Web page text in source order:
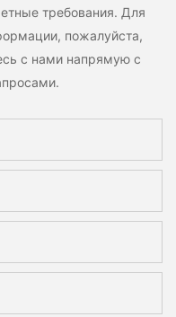
требования. Для
пожалуйста,
с нами напрямую с